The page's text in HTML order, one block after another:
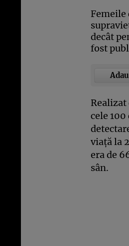
Femeile
decât
fost
cele
viaţă la
era de
sân.